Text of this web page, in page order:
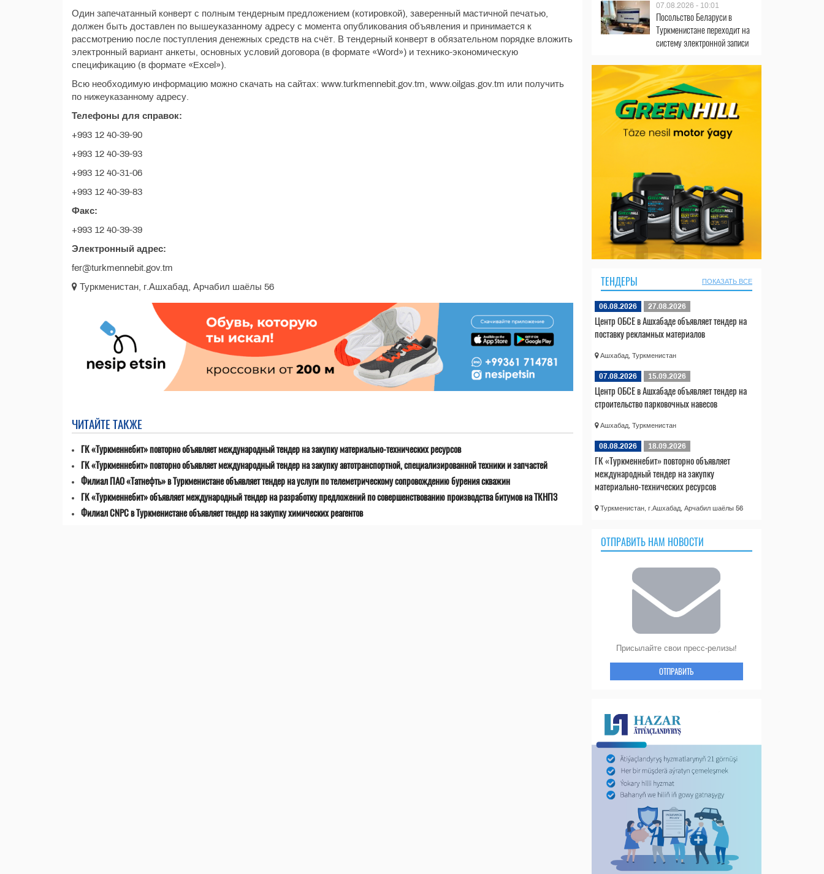
Один запечатанный конверт с полным тендерным предложением (котировкой), заверенный мастичной печатью,
должен быть доставлен по вышеуказанному адресу с момента опубликования объявления и принимается к
рассмотрению после поступления денежных средств на счёт. В тендерный конверт в обязательном порядке вложить
электронный вариант анкеты, основных условий договора (в формате «Word») и технико-экономическую
спецификацию (в формате «Excel»).
Всю необходимую информацию можно скачать на сайтах: www.turkmennebit.gov.tm, www.oilgas.gov.tm или получить
по нижеуказанному адресу.
Телефоны для справок:
+993 12 40-39-90
+993 12 40-39-93
+993 12 40-31-06
+993 12 40-39-83
Факс:
+993 12 40-39-39
Электронный адрес:
fer@turkmennebit.gov.tm
Туркменистан, г.Ашхабад, Арчабил шаёлы 56
ЧИТАЙТЕ ТАКЖЕ
ГК «Туркменнебит» повторно объявляет международный тендер на закупку материально-технических ресурсов
ГК «Туркменнебит» повторно объявляет международный тендер на закупку автотранспортной, специализированной техники и запчастей
Филиал ПАО «Татнефть» в Туркменистане объявляет тендер на услуги по телеметрическому сопровождению бурения скважин
ГК «Туркменнебит» объявляет международный тендер на разработку предложений по совершенствованию производства битумов на ТКНПЗ
Филиал CNPC в Туркменистане объявляет тендер на закупку химических реагентов
07.08.2026 - 10:01
Посольство Беларуси в
Туркменистане переходит на
систему электронной записи
ТЕНДЕРЫ ПОКАЗАТЬ ВСЕ
06.08.2026 27.08.2026
Центр ОБСЕ в Ашхабаде объявляет тендер на
поставку рекламных материалов
Ашхабад, Туркменистан
07.08.2026 15.09.2026
Центр ОБСЕ в Ашхабаде объявляет тендер на
строительство парковочных навесов
Ашхабад, Туркменистан
08.08.2026 18.09.2026
ГК «Туркменнебит» повторно объявляет
международный тендер на закупку
материально-технических ресурсов
Туркменистан, г.Ашхабад, Арчабил шаёлы 56
ОТПРАВИТЬ НАМ НОВОСТИ
Присылайте свои пресс-релизы!
ОТПРАВИТЬ